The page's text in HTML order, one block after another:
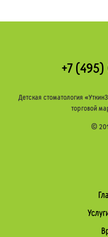
+7
Детская стоматология
торговой
©